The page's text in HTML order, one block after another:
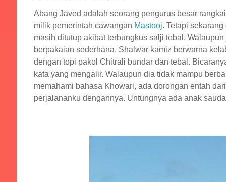
Abang Javed adalah seorang pengurus besar
milik pemerintah cawangan Mastooj. Tetapi
masih ditutup akibat terbungkus salji tebal.
berpakaian sederhana. Shalwar kamiz berwarna
dengan topi pakol Chitrali bundar dan tebal.
kata yang mengalir. Walaupun dia tidak mampu
memahami bahasa Khowari, ada dorongan entah
perjalananku dengannya. Untungnya ada anak